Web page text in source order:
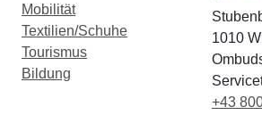
Mobilität
Textilien/Schuhe
Tourismus
Bildung
1010
+43